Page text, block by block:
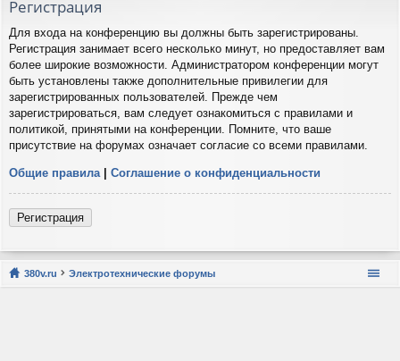
Регистрация
Для входа на конференцию вы должны быть зарегистрированы.
Регистрация занимает всего несколько минут, но предоставляет вам
более широкие возможности. Администратором конференции могут
быть установлены также дополнительные привилегии для
зарегистрированных пользователей. Прежде чем
зарегистрироваться, вам следует ознакомиться с правилами и
политикой, принятыми на конференции. Помните, что ваше
присутствие на форумах означает согласие со всеми правилами.
Общие правила | Соглашение о конфиденциальности
Регистрация
380v.ru Электротехнические форумы